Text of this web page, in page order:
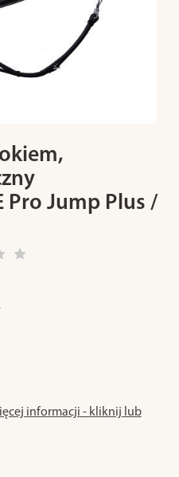
Pro Jump Plus /
informacji - kliknij lub